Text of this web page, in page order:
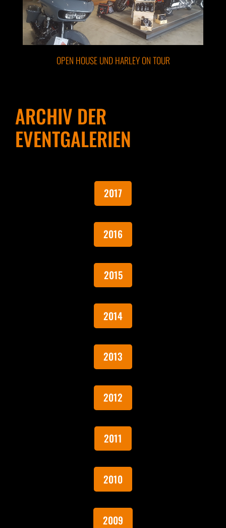
OPEN HOUSE UND HARLEY ON TOUR
ARCHIV DER
EVENTGALERIEN
2017
2016
2015
2014
2013
2012
2011
2010
2009